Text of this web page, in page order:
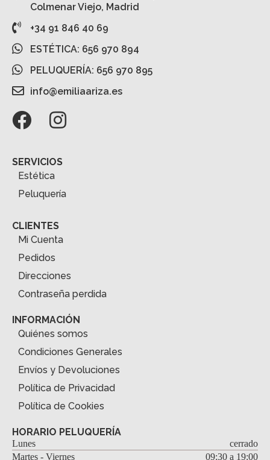
Colmenar Viejo, Madrid
+34 91 846 40 69
ESTÉTICA: 656 970 894
PELUQUERÍA: 656 970 895
info@emiliaariza.es
SERVICIOS
Estética
Peluquería
CLIENTES
Mi Cuenta
Pedidos
Direcciones
Contraseña perdida
INFORMACIÓN
Quiénes somos
Condiciones Generales
Envíos y Devoluciones
Política de Privacidad
Política de Cookies
HORARIO PELUQUERÍA
Lunes
cerrado
Martes - Viernes
09:30 a 19:00